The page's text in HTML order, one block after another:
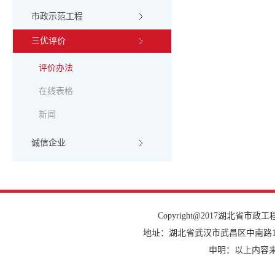
市政示范工程
三优评价
评价办法
在线表格
新闻
诚信企业
Copyright@2017湖北省市政
地址：湖北省武汉市武昌区中南路
申明：以上内容